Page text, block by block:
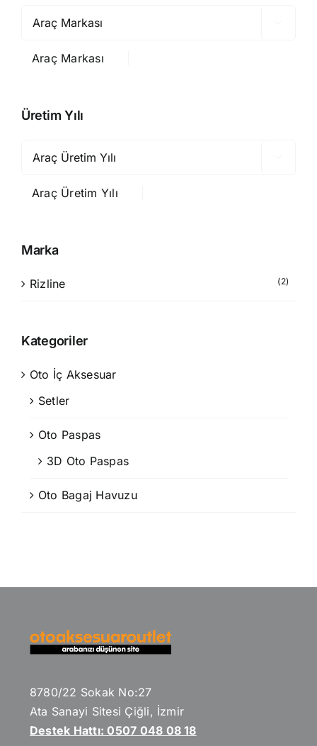
Araç Markası
Üretim Yılı
Araç Üretim Yılı
Marka
Rizline (2)
Kategoriler
Oto İç Aksesuar
Setler
Oto Paspas
3D Oto Paspas
Oto Bagaj Havuzu
8780/22 Sokak No:27
Ata Sanayi Sitesi Çiğli, İzmir
Destek Hattı: 0507 048 08 18